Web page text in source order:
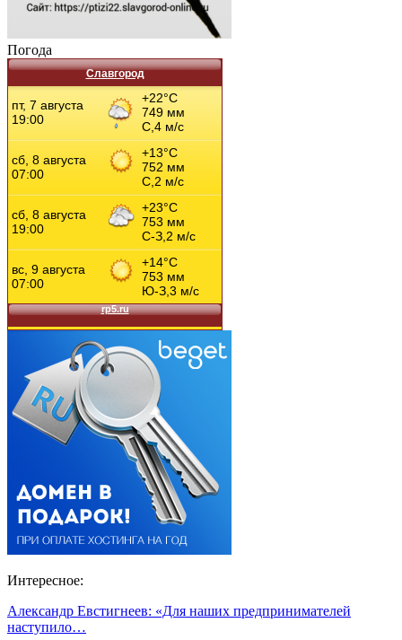
Погода
Славгород
Интересное:
Александр Евстигнеев: «Для наших предпринимателей
наступило…